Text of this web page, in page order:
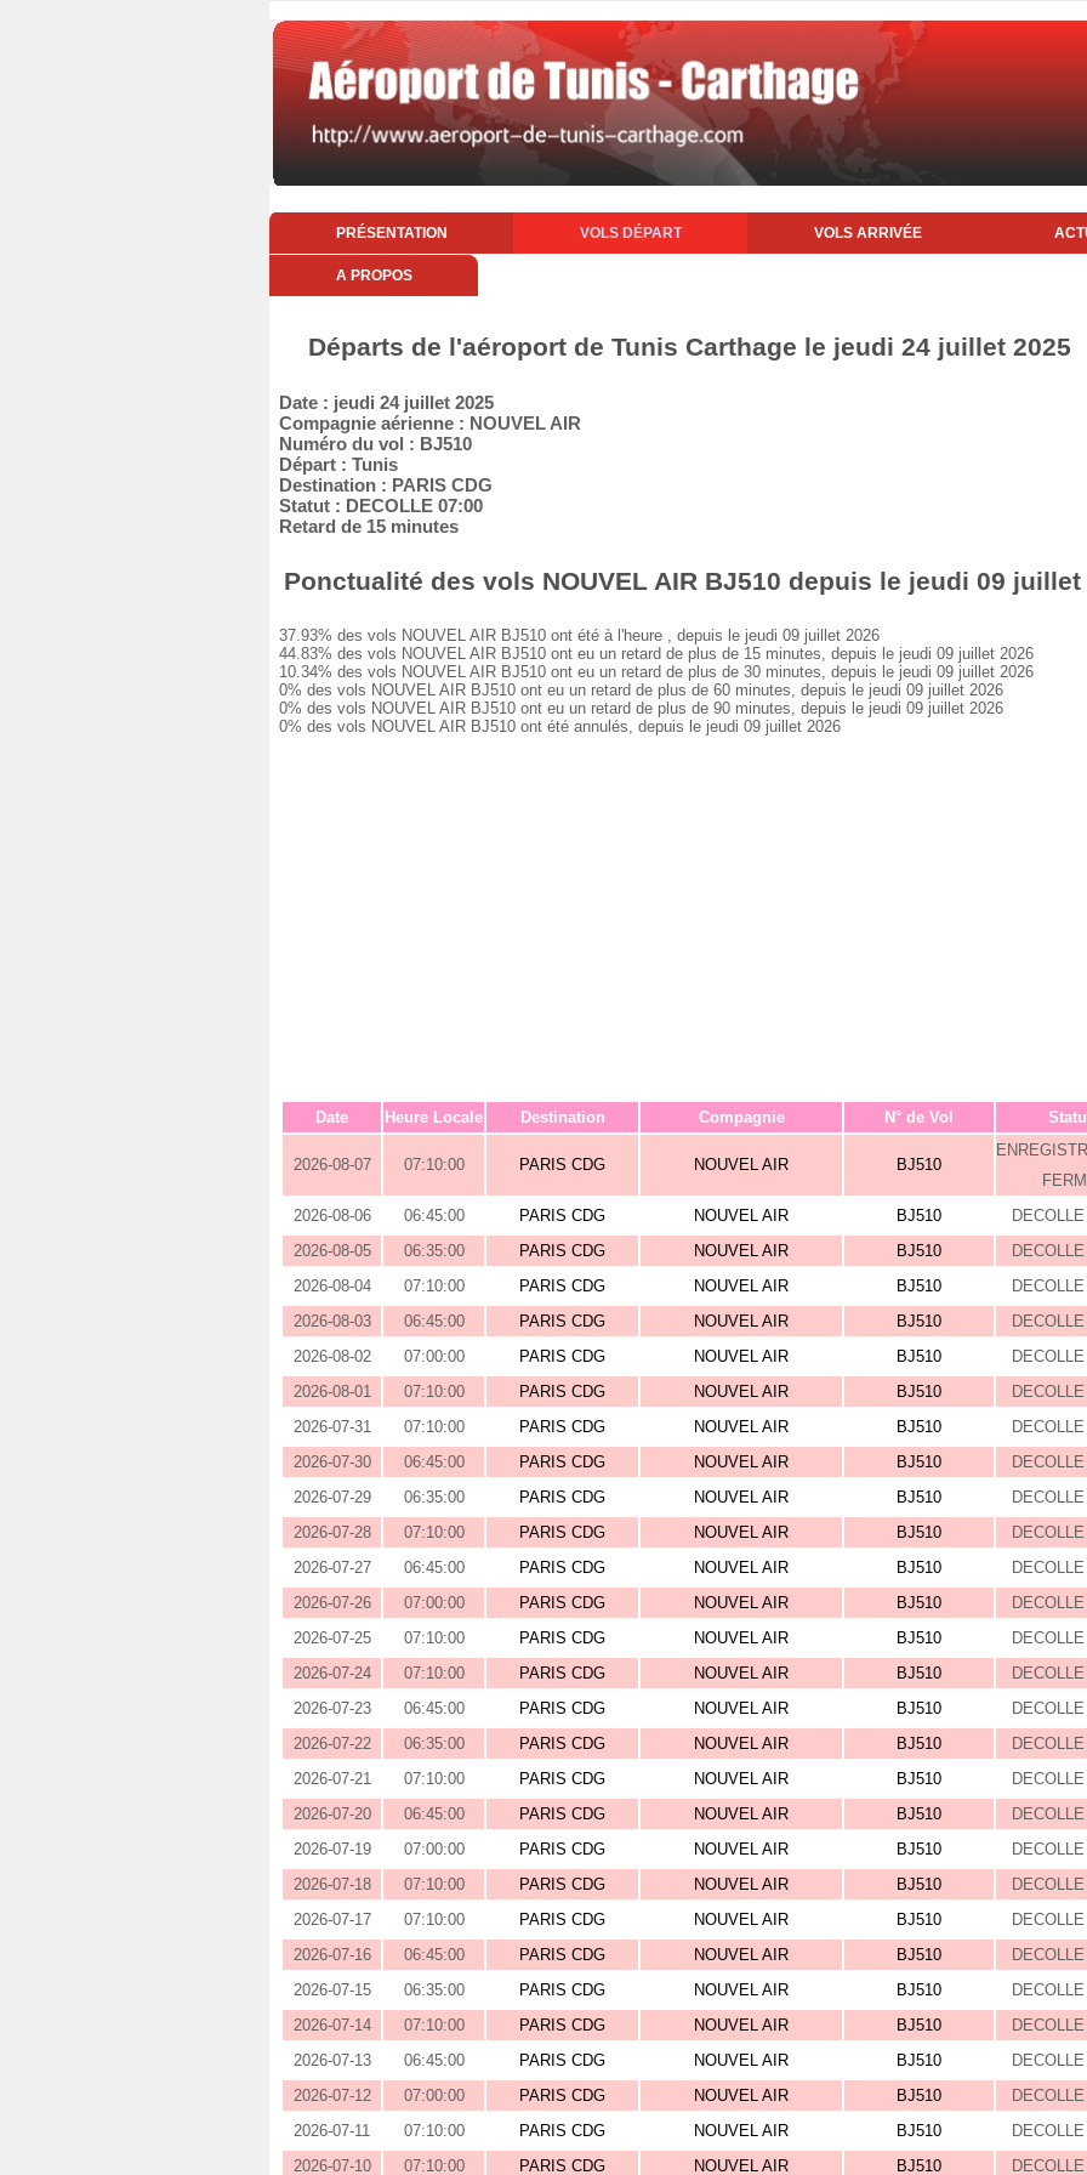
PRÉSENTATION VOLS DÉPART VOLS ARRIVÉE
A PROPOS
Départs de l'aéroport de Tunis Carthage le jeudi 24 juillet 2025
Date : jeudi 24 juillet 2025
Compagnie aérienne : NOUVEL AIR
Numéro du vol : BJ510
Départ : Tunis
Destination : PARIS CDG
Statut : DECOLLE 07:00
Retard de 15 minutes
Ponctualité des vols NOUVEL AIR BJ510 depuis le jeudi 09 juillet
37.93% des vols NOUVEL AIR BJ510 ont été à l'heure , depuis le jeudi 09 juillet 2026
44.83% des vols NOUVEL AIR BJ510 ont eu un retard de plus de 15 minutes, depuis le jeudi 09 juillet 2026
10.34% des vols NOUVEL AIR BJ510 ont eu un retard de plus de 30 minutes, depuis le jeudi 09 juillet 2026
0% des vols NOUVEL AIR BJ510 ont eu un retard de plus de 60 minutes, depuis le jeudi 09 juillet 2026
0% des vols NOUVEL AIR BJ510 ont eu un retard de plus de 90 minutes, depuis le jeudi 09 juillet 2026
0% des vols NOUVEL AIR BJ510 ont été annulés, depuis le jeudi 09 juillet 2026
Date Heure Locale Destination Compagnie N° de Vol
2026-08-07 07:10:00 PARIS CDG NOUVEL AIR BJ510
2026-08-06
06:45:00 PARIS CDG NOUVEL AIR BJ510
2026-08-05
06:35:00 PARIS CDG NOUVEL AIR BJ510
2026-08-04
07:10:00 PARIS CDG NOUVEL AIR BJ510
2026-08-03
06:45:00 PARIS CDG NOUVEL AIR BJ510
2026-08-02
07:00:00 PARIS CDG NOUVEL AIR BJ510
2026-08-01
07:10:00 PARIS CDG NOUVEL AIR BJ510
2026-07-31
07:10:00 PARIS CDG NOUVEL AIR BJ510
2026-07-30
06:45:00 PARIS CDG NOUVEL AIR BJ510
2026-07-29
06:35:00 PARIS CDG NOUVEL AIR BJ510
2026-07-28
07:10:00 PARIS CDG NOUVEL AIR BJ510
2026-07-27
06:45:00 PARIS CDG NOUVEL AIR BJ510
2026-07-26
07:00:00 PARIS CDG NOUVEL AIR BJ510
2026-07-25
07:10:00 PARIS CDG NOUVEL AIR BJ510
2026-07-24
07:10:00 PARIS CDG NOUVEL AIR BJ510
2026-07-23
06:45:00 PARIS CDG NOUVEL AIR BJ510
2026-07-22
06:35:00 PARIS CDG NOUVEL AIR BJ510
2026-07-21
07:10:00 PARIS CDG NOUVEL AIR BJ510
2026-07-20
06:45:00 PARIS CDG NOUVEL AIR BJ510
2026-07-19
07:00:00 PARIS CDG NOUVEL AIR BJ510
2026-07-18
07:10:00 PARIS CDG NOUVEL AIR BJ510
2026-07-17
07:10:00 PARIS CDG NOUVEL AIR BJ510
2026-07-16
06:45:00 PARIS CDG NOUVEL AIR BJ510
2026-07-15
06:35:00 PARIS CDG NOUVEL AIR BJ510
2026-07-14
07:10:00 PARIS CDG NOUVEL AIR BJ510
2026-07-13
06:45:00 PARIS CDG NOUVEL AIR BJ510
2026-07-12
07:00:00 PARIS CDG NOUVEL AIR BJ510
2026-07-11
07:10:00 PARIS CDG NOUVEL AIR BJ510
2026-07-10
07:10:00 PARIS CDG NOUVEL AIR BJ510